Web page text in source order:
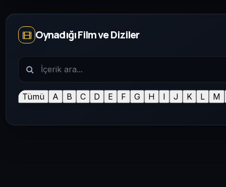
Oynadığı Film ve Diziler
Tümü A B C D E F G H I J K L M